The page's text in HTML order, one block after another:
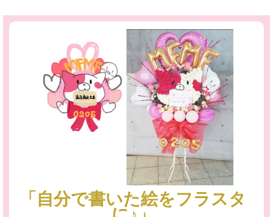
「自分で書いた絵をフラスタ